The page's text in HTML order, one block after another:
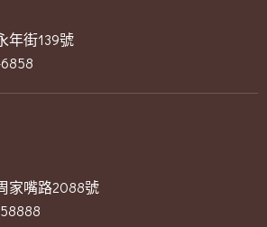
年街139號
家嘴路2088號